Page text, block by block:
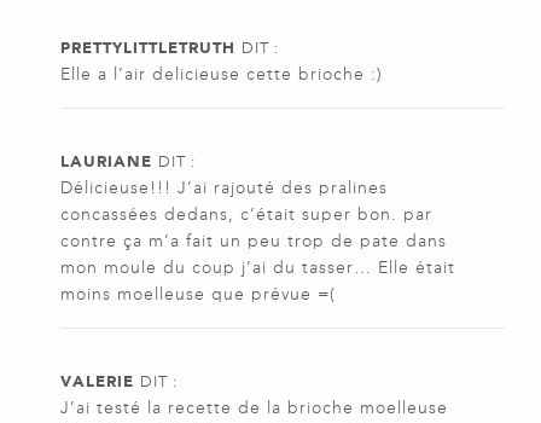
PRETTYLITTLETRUTH DIT :
Elle a l’air delicieuse cette brioche :)
LAURIANE DIT :
Délicieuse!!! J’ai rajouté des pralines
concassées dedans, c’était super bon. par
contre ça m’a fait un peu trop de pate dans
mon moule du coup j’ai du tasser… Elle était
moins moelleuse que prévue =(
VALERIE DIT :
J’ai testé la recette de la brioche moelleuse